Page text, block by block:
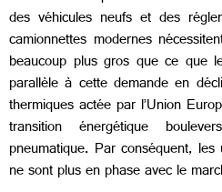
des véhicules neufs et des
camionnettes modernes
beaucoup plus gros que ce que
parallèle à cette demande en
thermiques actée par l’Union
transition énergétique
pneumatique. Par conséquent,
ne sont plus en phase avec le